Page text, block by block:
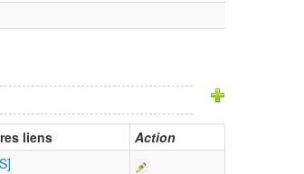
liens
Action